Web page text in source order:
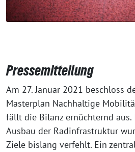
Pressemitteilung
Am 27. Januar 2021 beschloss
Masterplan Nachhaltige
fällt die Bilanz ernüchternd aus.
Ausbau der Radinfrastruktur
Ziele bislang verfehlt. Ein